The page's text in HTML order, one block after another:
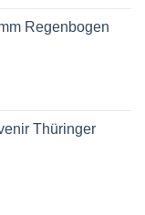
Regenbogen
Thüringer